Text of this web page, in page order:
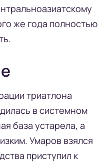
же года полностью
триатлона
в системном
база устарела, а
Умаров взялся
приступил к